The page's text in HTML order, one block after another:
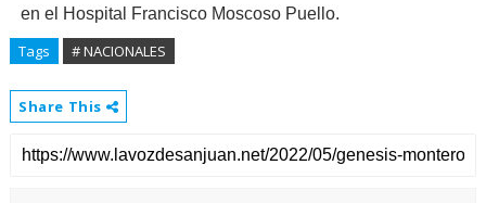
en el Hospital Francisco Moscoso Puello.
Tags # NACIONALES
Share This